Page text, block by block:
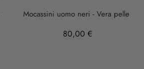
Mocassini uomo neri - Vera pelle
80,00 €